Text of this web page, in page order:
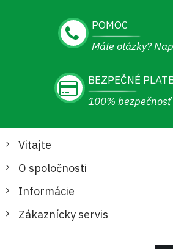
POMOC
Máte otázky?
BEZPEČNÉ
100%
Vitajte
O spoločnosti
Informácie
Zákaznícky servis